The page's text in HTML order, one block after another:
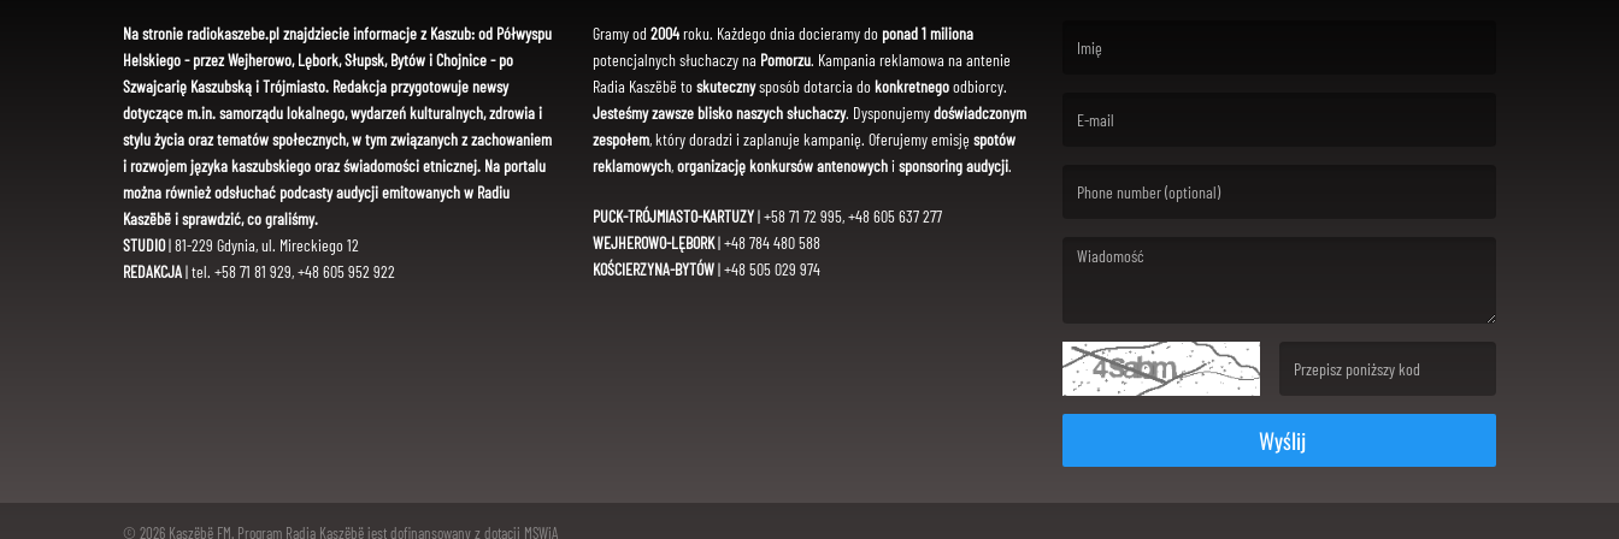
Na stronie radiokaszebe.pl znajdziecie informacje z Kaszub: od Półwyspu
Helskiego - przez Wejherowo, Lębork, Słupsk, Bytów i Chojnice - po
Szwajcarię Kaszubską i Trójmiasto. Redakcja przygotowuje newsy
dotyczące m.in. samorządu lokalnego, wydarzeń kulturalnych, zdrowia i
stylu życia oraz tematów społecznych, w tym związanych z zachowaniem
i rozwojem języka kaszubskiego oraz świadomości etnicznej. Na portalu
można również odsłuchać podcasty audycji emitowanych w Radiu
Kaszëbë i sprawdzić, co graliśmy.
STUDIO| 81-229 Gdynia, ul. Mireckiego 12
REDAKCJA| tel. +58 71 81 929, +48 605 952 922
Gramy od 2004roku. Każdego dnia docieramy do ponad 1 miliona
potencjalnych słuchaczy na Pomorzu. Kampania reklamowa na antenie
Radia Kaszëbë toskutecznysposób dotarcia dokonkretnegoodbiorcy.
Jesteśmy zawsze blisko naszych słuchaczy. Dysponujemydoświadczonym
zespołem, który doradzi i zaplanuje kampanię. Oferujemy emisję spotów
reklamowych,organizację konkursów antenowychi sponsoring audycji.
PUCK-TRÓJMIASTO-KARTUZY| +58 71 72 995, +48 605 637 277
WEJHEROWO-LĘBORK| +48 784 480 588
KOŚCIERZYNA-BYTÓW| +48 505 029 974
Wyślij
© 2026 Kaszëbë FM. Program Radia Kaszëbë jest dofinansowany z dotacji MSWiA